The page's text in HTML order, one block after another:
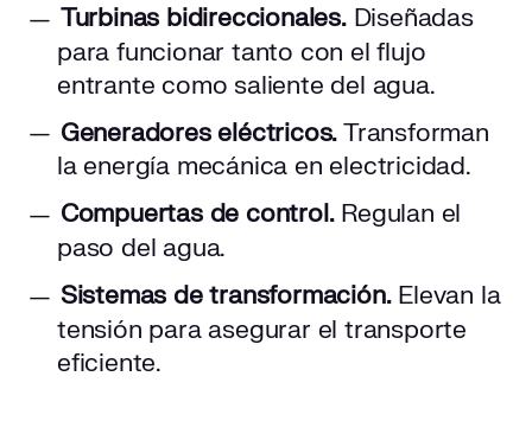
Turbinas bidireccionales.Diseñadas
para funcionar tanto con el flujo
entrante como saliente del agua.
Generadores eléctricos.Transforman
la energía mecánica en electricidad.
Compuertas de control.Regulan el
paso del agua.
Sistemas de transformación.Elevan la
tensión para asegurar el transporte
eficiente.